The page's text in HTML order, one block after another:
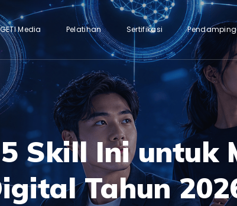
GETI Media Pelatihan Sertifikasi
Skill Ini untuk
Tahun